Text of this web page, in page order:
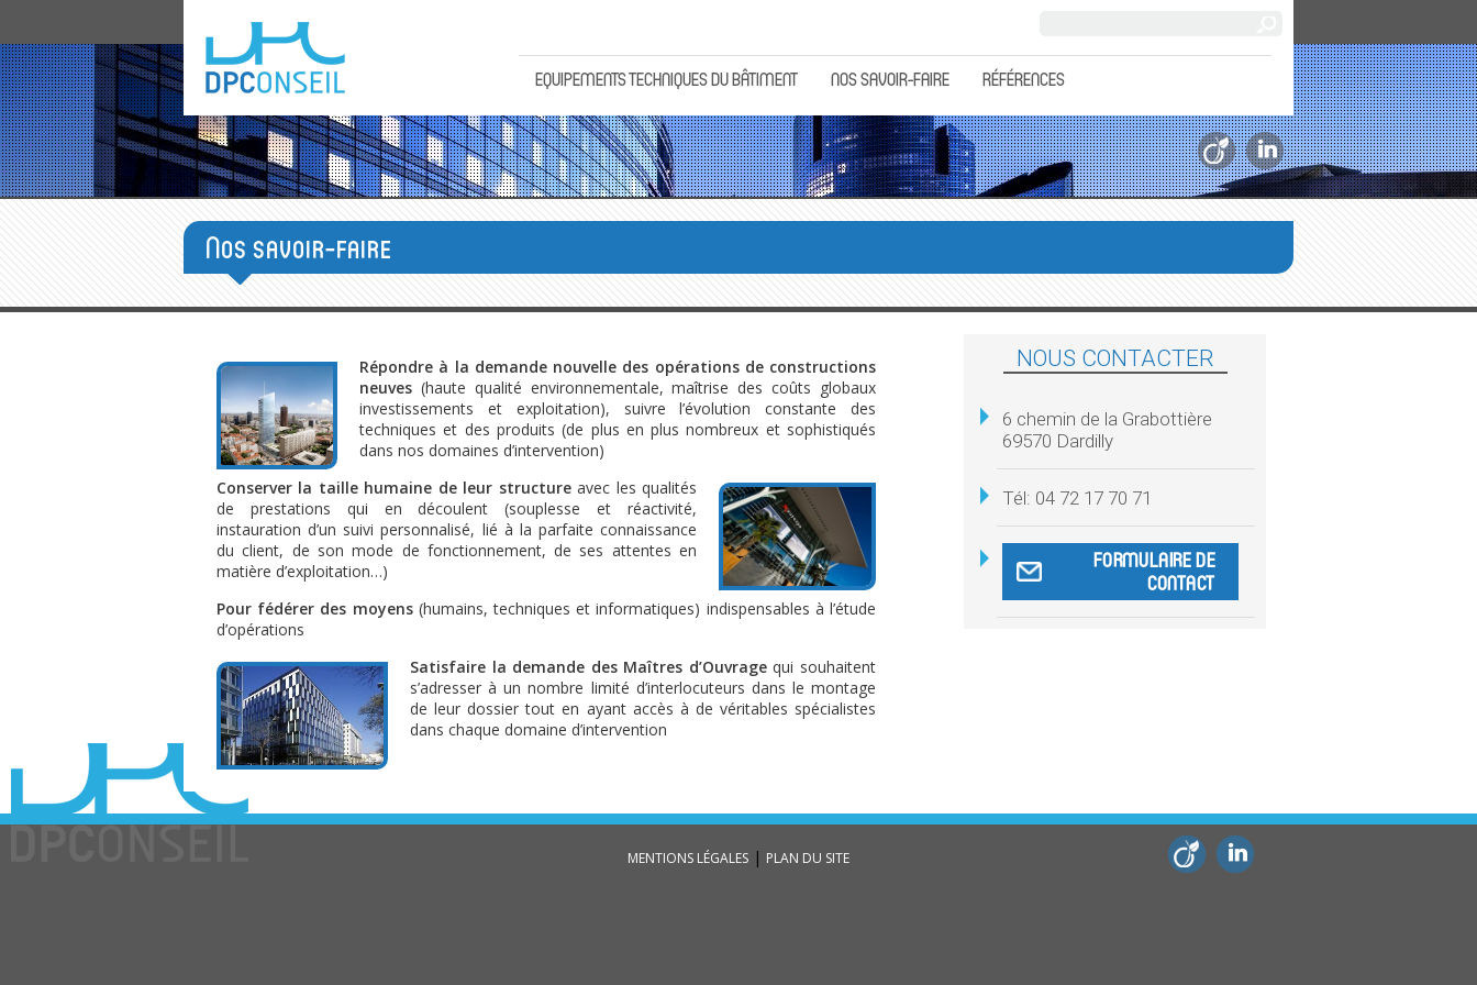
EQUIPEMENTS TECHNIQUES DU BÂTIMENT NOS SAVOIR-FAIRE RÉFÉRENCES
Nos savoir-faire
Répondre à la demande nouvelle des opérations de constructions
neuves (haute qualité environnementale, maîtrise des coûts globaux
investissements et exploitation), suivre l’évolution constante des
techniques et des produits (de plus en plus nombreux et sophistiqués
dans nos domaines d’intervention)
Conserver la taille humaine de leur structureavec les qualités
de prestations qui en découlent (souplesse et réactivité,
instauration d’un suivi personnalisé, lié à la parfaite connaissance
du client, de son mode de fonctionnement, de ses attentes en
matière d’exploitation…)
Pour fédérer des moyens (humains, techniques et informatiques) indispensables à l’étude
d’opérations
Satisfaire la demande des Maîtres d’Ouvragequi souhaitent
s’adresser à un nombre limité d’interlocuteurs dans le montage
de leur dossier tout en ayant accès à de véritables spécialistes
dans chaque domaine d’intervention
NOUS CONTACTER
6 chemin de la Grabottière
69570 Dardilly
Tél: 04 72 17 70 71
FORMULAIRE DE
CONTACT
MENTIONS LÉGALES | PLAN DU SITE